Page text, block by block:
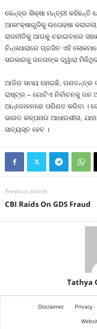
କେନ୍ଦ୍ର ଶିକ୍ଷା ମନ୍ତ୍ରୀ କହିଛନ୍ତି
ଆକାଂକ୍ଷାଗୁଡିକୁ ଉପେକ୍ଷା
ରାଜନୀତିକୁ ଆଗକୁ ବଢାଇବାରେ
ଚିନ୍ତାଧାରାରେ ଗ୍ରସିତ ଏହି
ସରକାରକୁ ଜନତାଙ୍କ ଦ୍ୱାରା
ଆଜିର ସମୟ ହୋଇଛି, ଗଣତନ୍ତ୍ର
ରାଷ୍ଟ୍ର – ଗୋଟିଏ ନିର୍ବାଚନକୁ ଜନ
ଆନ୍ଦୋଳନରେ ପରିଣତ କରିବା ।
ଭାରତ କଳ୍ପନାର ଆଧାରଶୀଳା,
ସାବ୍ୟସ୍ତ ହେବ ।
Previous article
CBI Raids On GDS Fraud
Tathya
Disclaimer Privacy